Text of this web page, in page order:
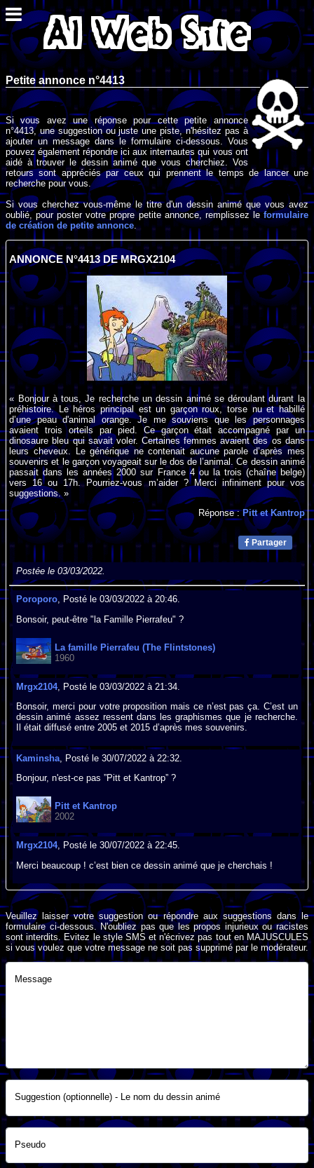
Petite annonce n°4413
Si vous avez une réponse pour cette petite annonce
n°4413, une suggestion ou juste une piste, n'hésitez pas à
ajouter un message dans le formulaire ci-dessous. Vous
pouvez également répondre ici aux internautes qui vous ont
aidé à trouver le dessin animé que vous cherchiez. Vos
retours sont appréciés par ceux qui prennent le temps de lancer une
recherche pour vous.
Si vous cherchez vous-même le titre d'un dessin animé que vous avez
oublié, pour poster votre propre petite annonce, remplissez leformulaire
de création de petite annonce .
ANNONCE N°4413 DE MRGX2104
« Bonjour à tous, Je recherche un dessin animé se déroulant durant la
préhistoire. Le héros principal est un garçon roux, torse nu et habillé
d’une peau d'animal orange. Je me souviens que les personnages
avaient trois orteils par pied. Ce garçon était accompagné par un
dinosaure bleu qui savait voler. Certaines femmes avaient des os dans
leurs cheveux. Le générique ne contenait aucune parole d’après mes
souvenirs et le garçon voyageait sur le dos de l’animal. Ce dessin animé
passait dans les années 2000 sur France 4 ou la trois (chaîne belge)
vers 16 ou 17h. Pourriez-vous m’aider ? Merci infiniment pour vos
suggestions. »
Réponse :Pitt et Kantrop
Partager
Postée le 03/03/2022.
Poroporo, Posté le 03/03/2022 à 20:46.
Bonsoir, peut-être "la Famille Pierrafeu" ?
La famille Pierrafeu (The Flintstones)
1960
Mrgx2104, Posté le 03/03/2022 à 21:34.
Bonsoir, merci pour votre proposition mais ce n’est pas ça. C’est un
dessin animé assez ressent dans les graphismes que je recherche.
Il était diffusé entre 2005 et 2015 d’après mes souvenirs.
Kaminsha , Posté le 30/07/2022 à 22:32.
Bonjour, n'est-ce pas ”Pitt et Kantrop” ?
Pitt et Kantrop
2002
Mrgx2104, Posté le 30/07/2022 à 22:45.
Merci beaucoup ! c’est bien ce dessin animé que je cherchais !
Veuillez laisser votre suggestion ou répondre aux suggestions dans le
formulaire ci-dessous. N'oubliez pas que les propos injurieux ou racistes
sont interdits. Evitez le style SMS et n'écrivez pas tout en MAJUSCULES
si vous voulez que votre message ne soit pas supprimé par le modérateur.
Message
Suggestion (optionnelle) - Le nom du dessin animé
Pseudo